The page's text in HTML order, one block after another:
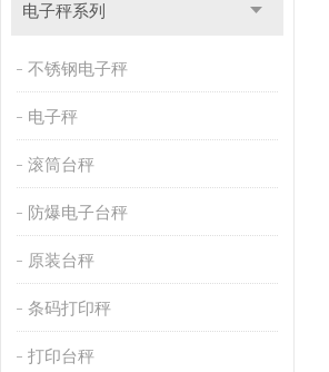
电子秤系列
不锈钢电子秤
电子秤
滚筒台秤
防爆电子台秤
原装台秤
条码打印秤
打印台秤